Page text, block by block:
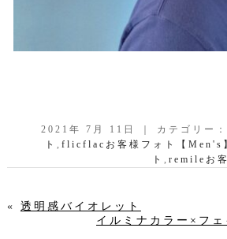
2021年 7月 11日 ｜ カテゴリー
ト,flicflacお客様フォト【Men's
ト,remileお
« 透明感バイオレット
イルミナカラー×フ